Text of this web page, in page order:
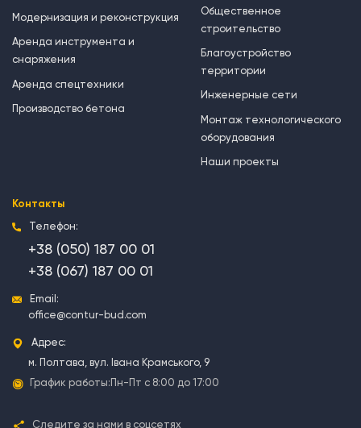
Модернизация и реконструкция
Аренда инструмента и
снаряжения
Аренда спецтехники
Производство бетона
Общественное
строительство
Благоустройство
территории
Инженерные сети
Монтаж технологического
оборудования
Наши проекты
Контакты
Телефон:
+38 (050) 187 00 01
+38 (067) 187 00 01
Email:
office@contur-bud.com
Адрес:
м. Полтава, вул. Івана Крамського, 9
График работы: Пн-Пт с 8:00 до 17:00
Следите за нами в соцсетях